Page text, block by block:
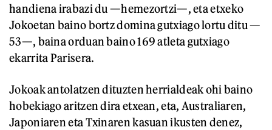
handiena irabazi du —hemezortzi—, eta etxeko
Jokoetan baino bortz domina gutxiago lortu ditu —
53—, baina orduan baino 169 atleta gutxiago
ekarrita Parisera.
Jokoak antolatzen dituzten herrialdeak ohi baino
hobekiago aritzen dira etxean, eta, Australiaren,
Japoniaren eta Txinaren kasuan ikusten denez,